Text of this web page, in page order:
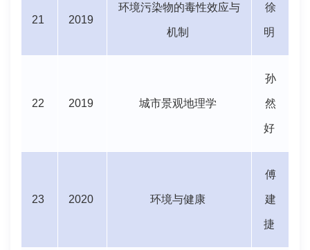
21 2019
环境污染物的毒性效应与
机制
徐
明
22 2019 城市景观地理学
孙
然
好
23 2020 环境与健康
傅
建
捷